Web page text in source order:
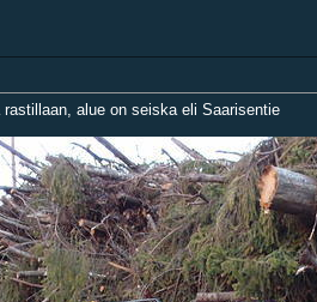
alue on seiska eli Saarisentie